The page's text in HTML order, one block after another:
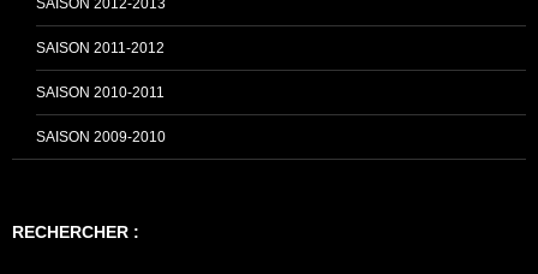
SAISON 2011-2012
SAISON 2010-2011
SAISON 2009-2010
RECHERCHER :